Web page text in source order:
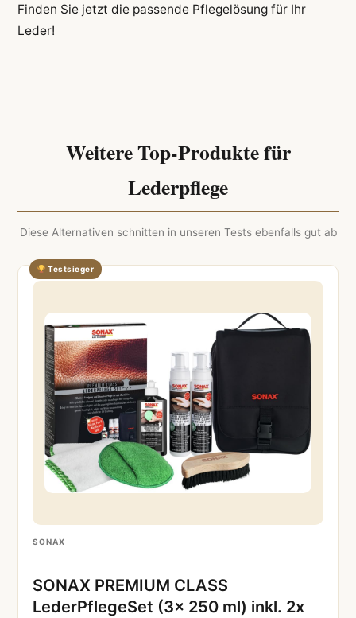
Finden Sie jetzt die passende Pflegelösung für Ihr
Leder!
Weitere Top-Produkte für
Lederpflege
Diese Alternativen schnitten in unseren Tests ebenfalls gut ab
Testsieger
SONAX
SONAX PREMIUM CLASS
LederPflegeSet (3x 250 ml) inkl. 2x